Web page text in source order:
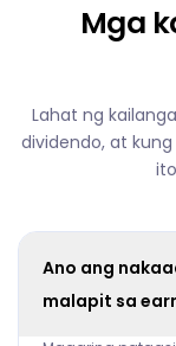
Mga
Lahat ng
dividendo, at
Ano ang
malapit sa